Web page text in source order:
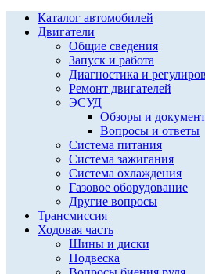
Каталог автомобилей
Двигатели
Общие сведения
Запуск и работа
Диагностика и
Ремонт двигателей
ЭСУД
Обзоры и
Вопросы и ответы
Система питания
Система зажигания
Система охлаждения
Газовое оборудование
Другие вопросы
Трансмиссия
Ходовая часть
Шины и диски
Подвеска